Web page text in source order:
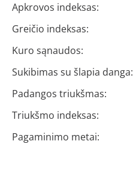
Apkrovos indeksas:
Greičio indeksas:
Kuro sąnaudos:
Sukibimas su šlapia danga:
Padangos triukšmas:
Triukšmo indeksas:
Pagaminimo metai: